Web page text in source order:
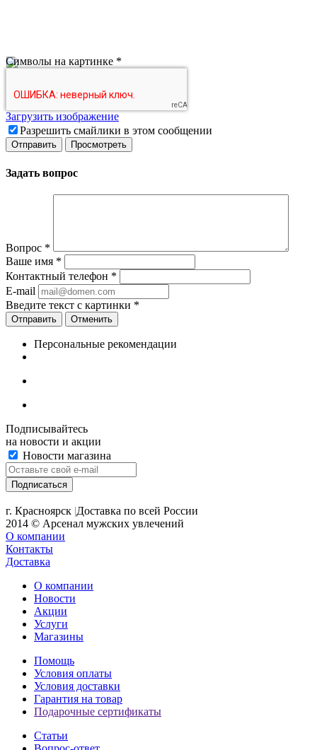
Символы на картинке *
Загрузить изображение
Разрешить смайлики в этом сообщении
Задать вопрос
Вопрос *
Ваше имя *
Контактный телефон *
E-mail
Введите текст с картинки *
Отменить
Персональные рекомендации
Подписывайтесь
на новости и акции
Новости магазина
г. Красноярск |Доставка по всей России
2014 © Арсенал мужских увлечений
О компании
Контакты
Доставка
О компании
Новости
Акции
Услуги
Магазины
Помощь
Условия оплаты
Условия доставки
Гарантия на товар
Подарочные сертификаты
Статьи